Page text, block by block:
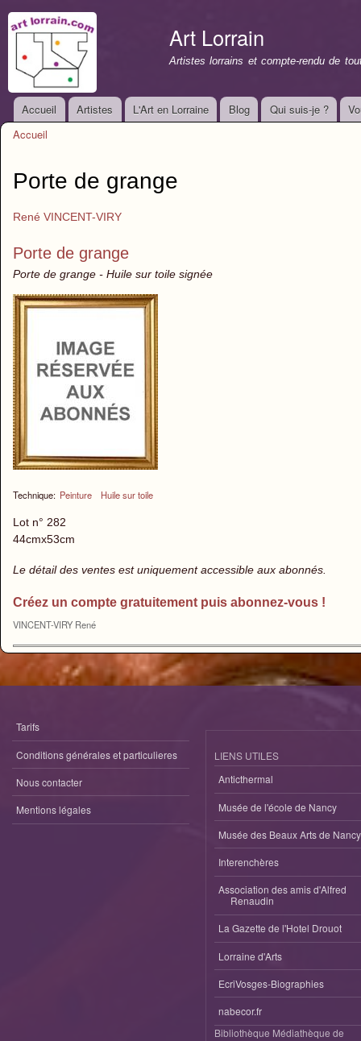
Art Lorrain
Artistes lorrains et compte-rendu de
Menu principal
Accueil Artistes L'Art en Lorraine Blog Qui suis-je ?
Accueil
Porte de grange
René VINCENT-VIRY
Porte de grange
Porte de grange - Huile sur toile signée
Technique: Peinture Huile sur toile
Lot n° 282
44cmx53cm
Le détail des ventes est uniquement accessible aux abonnés.
Créez un compte gratuitement puis abonnez-vous !
VINCENT-VIRY René
Tarifs
Conditions générales et particulieres
Nous contacter
Mentions légales
LIENS UTILES
Anticthermal
Musée de l'école de Nancy
Musée des Beaux Arts de Nancy
Interenchères
Association des amis d'Alfred
Renaudin
La Gazette de l'Hotel Drouot
Lorraine d'Arts
EcriVosges-Biographies
nabecor.fr
Bibliothèque Médiathèque de